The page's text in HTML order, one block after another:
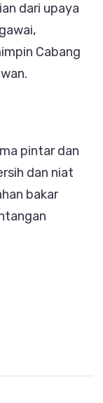
dari upaya
Cabang
pintar dan
dan niat
bakar